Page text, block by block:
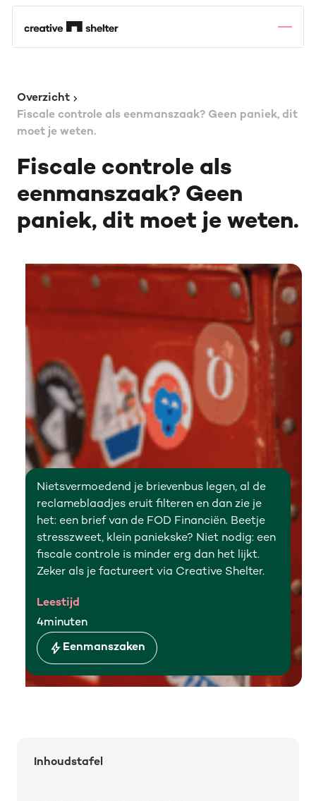
Overzicht
Fiscale controle als eenmanszaak? Geen paniek, dit
moet je weten.
Fiscale controle als
eenmanszaak? Geen
paniek, dit moet je weten.
Nietsvermoedend je brievenbus legen, al de
reclameblaadjes eruit filteren en dan zie je
het: een brief van de FOD Financiën. Beetje
stresszweet, klein paniekske? Niet nodig: een
fiscale controle is minder erg dan het lijkt.
Zeker als je factureert via Creative Shelter.
Leestijd
4minuten
Eenmanszaken
Inhoudstafel